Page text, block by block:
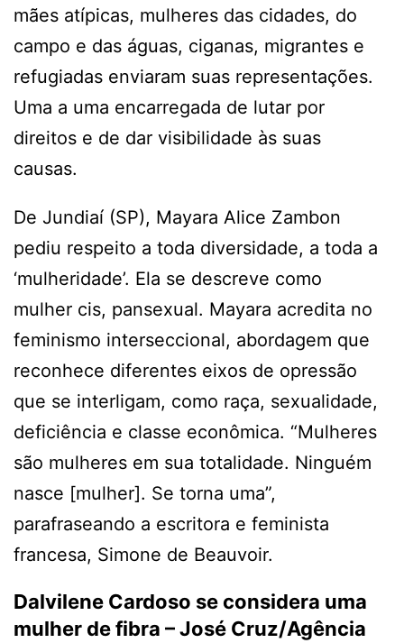
mães atípicas, mulheres das cidades, do
campo e das águas, ciganas, migrantes e
refugiadas enviaram suas representações.
Uma a uma encarregada de lutar por
direitos e de dar visibilidade às suas
causas.
De Jundiaí (SP), Mayara Alice Zambon
pediu respeito a toda diversidade, a toda a
‘mulheridade’. Ela se descreve como
mulher cis, pansexual. Mayara acredita no
feminismo interseccional, abordagem que
reconhece diferentes eixos de opressão
que se interligam, como raça, sexualidade,
deficiência e classe econômica. “Mulheres
são mulheres em sua totalidade. Ninguém
nasce [mulher]. Se torna uma”,
parafraseando a escritora e feminista
francesa, Simone de Beauvoir.
Dalvilene Cardoso se considera uma
mulher de fibra –José Cruz/Agência